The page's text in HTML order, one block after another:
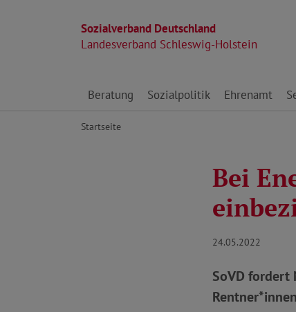
Sozialverband Deutschland
Landesverband Schleswig-Holstein
Direkt zu den Inhalten springen
Beratung Sozialpolitik Ehrenamt
Startseite
Bei
24.05.2022
SoVD fordert